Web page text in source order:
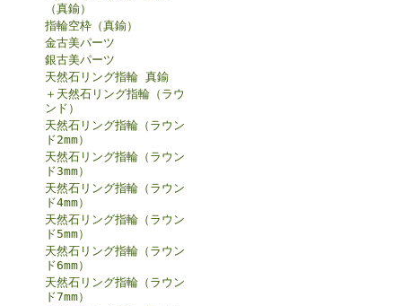
（真鍮）
指輪空枠（真鍮）
金古美パーツ
銀古美パーツ
天然石リング指輪 真鍮
＋天然石リング指輪（ラウ
ンド）
天然石リング指輪（ラウン
ド2mm）
天然石リング指輪（ラウン
ド3mm）
天然石リング指輪（ラウン
ド4mm）
天然石リング指輪（ラウン
ド5mm）
天然石リング指輪（ラウン
ド6mm）
天然石リング指輪（ラウン
ド7mm）